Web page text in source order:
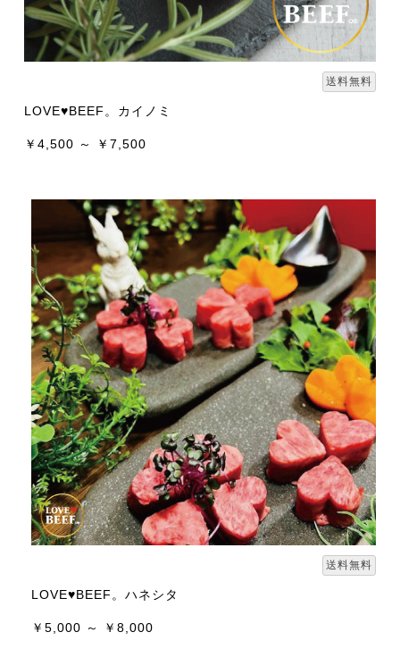
送料無料
LOVE♥BEEF。カイノミ
￥4,500 ～ ￥7,500
送料無料
LOVE♥BEEF。ハネシタ
￥5,000 ～ ￥8,000